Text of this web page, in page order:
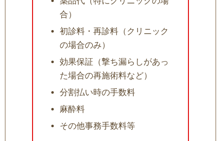
合）
初診料・再診料（クリニック
の場合のみ）
効果保証（撃ち漏らしがあっ
た場合の再施術料など）
分割払い時の手数料
麻酔料
その他事務手数料等